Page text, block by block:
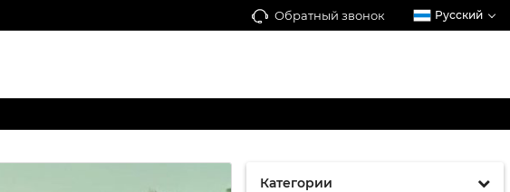
Обратный звонок Русский
Категории